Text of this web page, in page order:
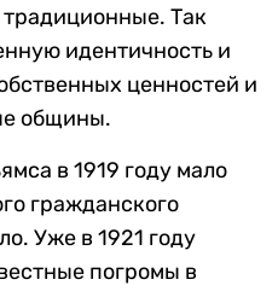
Так
идентичность и
ценностей и
общины.
в 1919 году мало
гражданского
Уже в 1921 году
погромы в